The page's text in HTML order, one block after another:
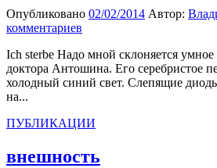
Опубликовано 02/02/2014 Автор:
комментариев
Ich sterbe Надо мной склоняется
доктора Антошина. Его серебристое
холодный синий свет. Слепящие
на...
ПУБЛИКАЦИИ
внешность